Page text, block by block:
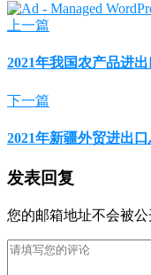
上一篇
2021年我国农产品进
下一篇
2021年新疆外贸进出
发表回复
您的邮箱地址不会被公